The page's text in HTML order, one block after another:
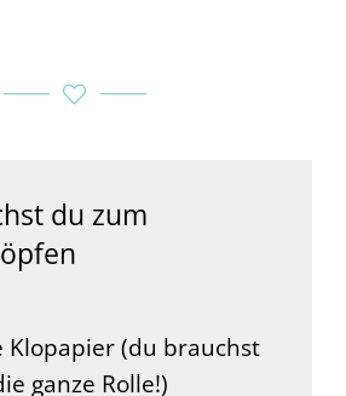
du zum
Klopapier (du brauchst
ganze Rolle!)